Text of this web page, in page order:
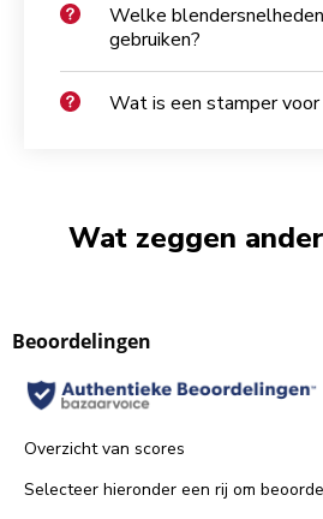
Welke
gebruiken?
Wat is een stamper
Wat zeggen